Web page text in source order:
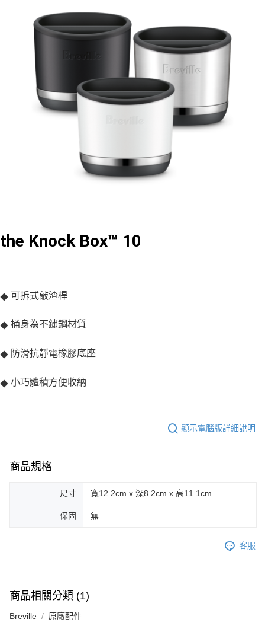
the Knock Box™ 10
◆ 可拆式敲渣桿
◆ 桶身為不鏽鋼材質
◆ 防滑抗靜電橡膠底座
◆ 小巧體積方便收納
顯示電腦版詳細說明
商品規格
尺寸 寬12.2cm x 深8.2cm x 高11.1cm
保固 無
客服
商品相關分類 (1)
Breville 原廠配件